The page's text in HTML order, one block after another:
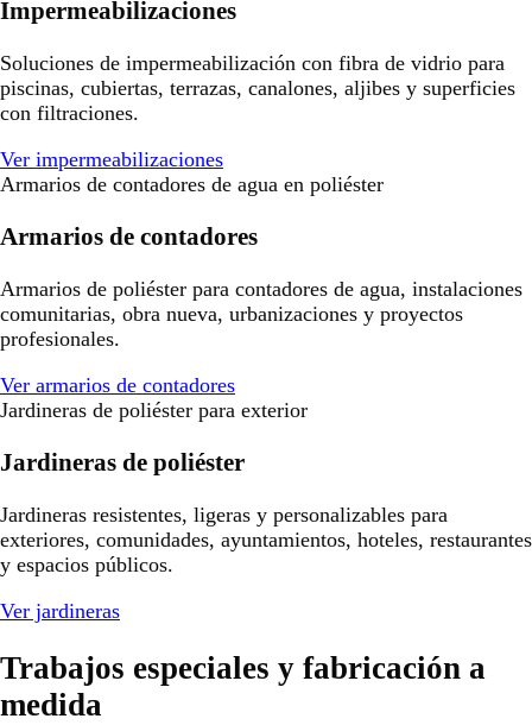
Impermeabilizaciones
Soluciones de impermeabilización con fibra de vidrio para
piscinas, cubiertas, terrazas, canalones, aljibes y superficies
con filtraciones.
Ver impermeabilizaciones
Armarios de contadores de agua en poliéster
Armarios de contadores
Armarios de poliéster para contadores de agua, instalaciones
comunitarias, obra nueva, urbanizaciones y proyectos
profesionales.
Ver armarios de contadores
Jardineras de poliéster para exterior
Jardineras de poliéster
Jardineras resistentes, ligeras y personalizables para
exteriores, comunidades, ayuntamientos, hoteles, restaurantes
y espacios públicos.
Ver jardineras
Trabajos especiales y fabricación a
medida